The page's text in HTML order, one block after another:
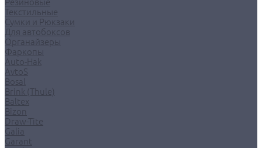
Текстильные
Сумки и Рюкзаки
Для автобоксов
Органайзеры
Фаркопы
Auto-Hak
AvtoS
Bosal
Brink (Thule)
Baltex
Bizon
Draw-Tite
Galia
Garant